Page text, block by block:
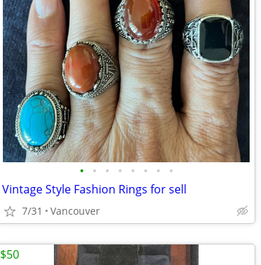
• • • • • • • •
Vintage Style Fashion Rings for sell
7/31 Vancouver
$50